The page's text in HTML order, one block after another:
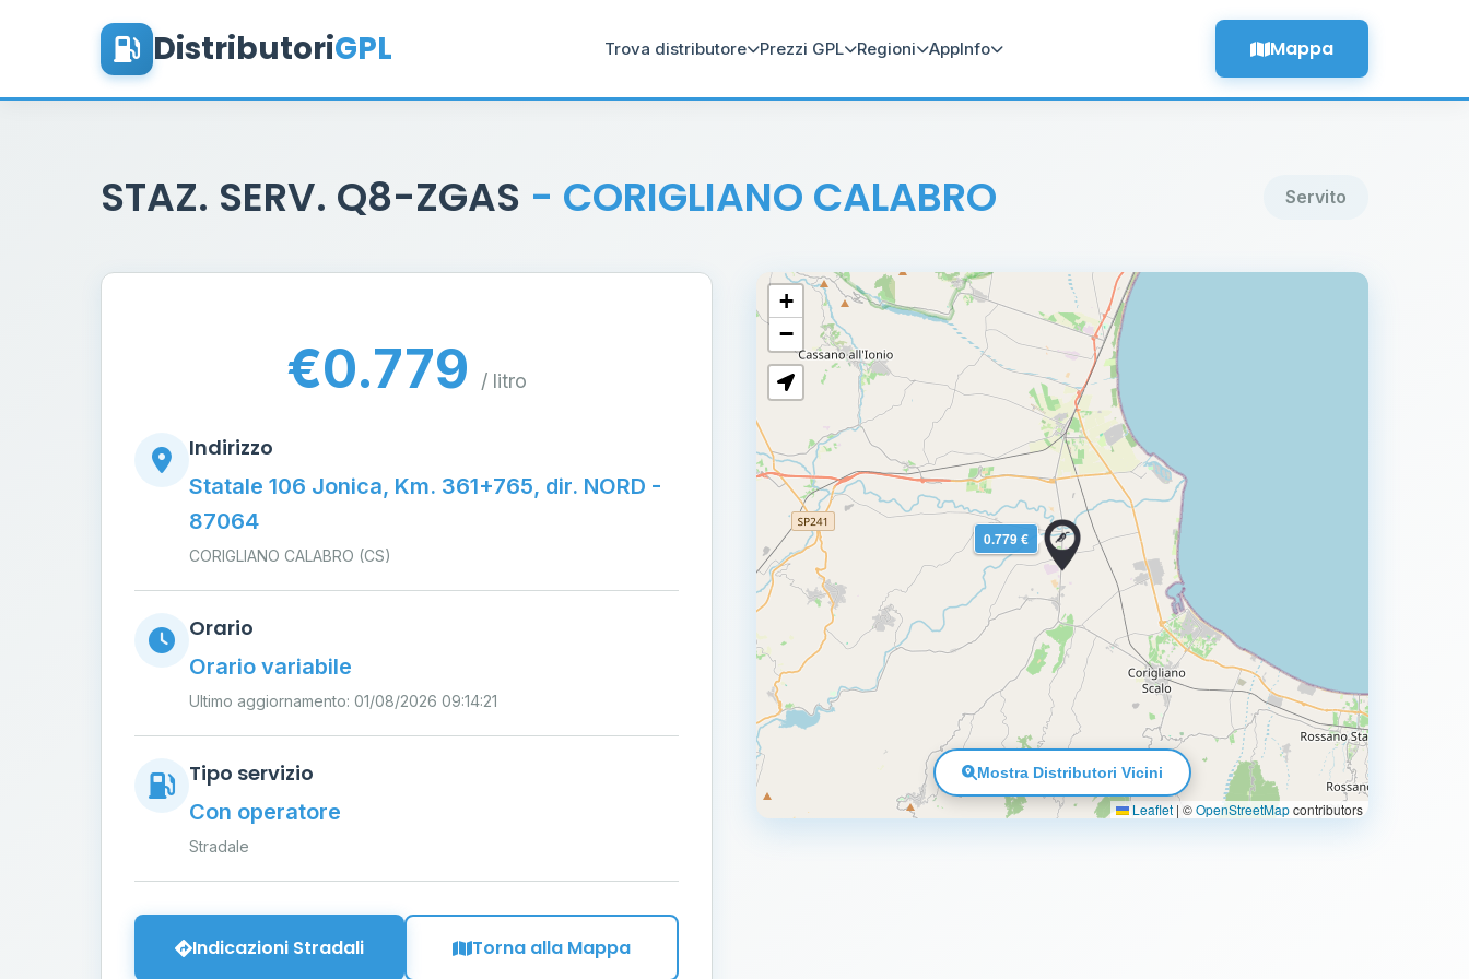
DistributoriGPL Trova distributore Prezzi GPL Regioni AppInfo Mappa
STAZ. SERV. Q8-ZGAS - CORIGLIANO CALABRO Servito
€0.779 / litro
Indirizzo
Statale 106 Jonica, Km. 361+765, dir. NORD -
87064
CORIGLIANO CALABRO (CS)
Orario
Orario variabile
Ultimo aggiornamento: 01/08/2026 09:14:21
Tipo servizio
Con operatore
Stradale
Indicazioni Stradali Torna alla Mappa
0.779 €
+
−
Leaflet | ©OpenStreetMapcontributors
Mostra Distributori Vicini